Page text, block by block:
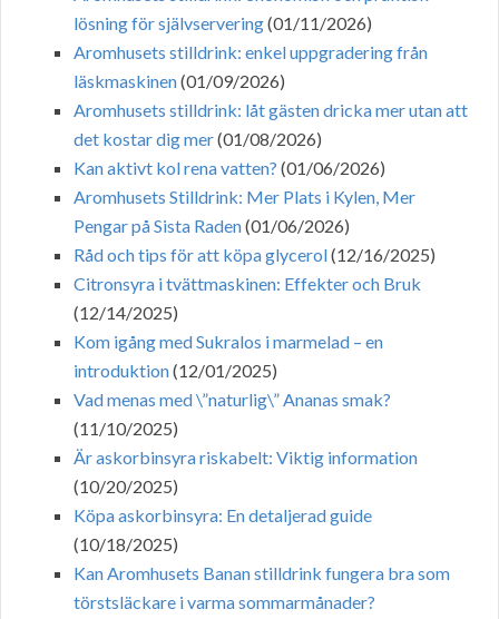
lösning för självservering(01/11/2026)
Aromhusets stilldrink: enkel uppgradering från
läskmaskinen(01/09/2026)
Aromhusets stilldrink: låt gästen dricka mer utan att
det kostar dig mer(01/08/2026)
Kan aktivt kol rena vatten? (01/06/2026)
Aromhusets Stilldrink: Mer Plats i Kylen, Mer
Pengar på Sista Raden(01/06/2026)
Råd och tips för att köpa glycerol(12/16/2025)
Citronsyra i tvättmaskinen: Effekter och Bruk
(12/14/2025)
Kom igång med Sukralos i marmelad – en
introduktion(12/01/2025)
Vad menas med \”naturlig\” Ananas smak?
(11/10/2025)
Är askorbinsyra riskabelt: Viktig information
(10/20/2025)
Köpa askorbinsyra: En detaljerad guide
(10/18/2025)
Kan Aromhusets Banan stilldrink fungera bra som
törstsläckare i varma sommarmånader?